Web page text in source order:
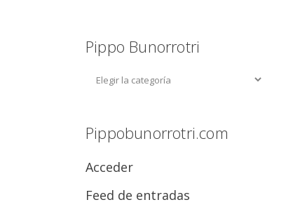
Pippo Bunorrotri
Pippobunorrotri.com
Acceder
Feed de entradas